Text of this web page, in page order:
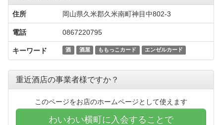
住所 岡山県久米郡久米南町神目中802-3
電話 0867220795
キーワード 酒 酒屋 ももっこカード エンゼルカード
重近酒店の事業者様ですか？
このページをお店のホームページとして使えます
わいわい横町に入会することで